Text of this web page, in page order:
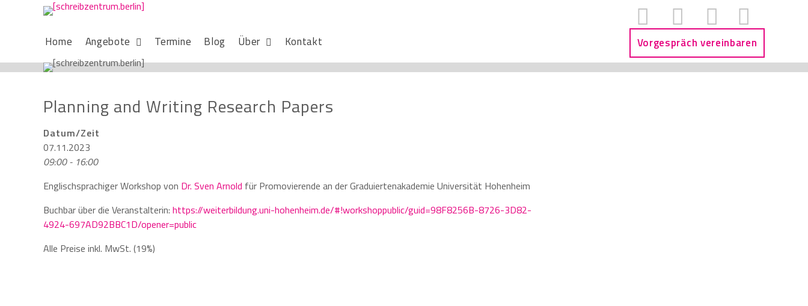
Home Angebote Termine Blog Über Kontakt Vorgespräch vereinbaren
Planning and Writing Research Papers
Datum/Zeit
07.11.2023
09:00 - 16:00
Englischsprachiger Workshop von Dr. Sven Arnold für Promovierende an der Graduiertenakademie Universität Hohenheim
Buchbar über die Veranstalterin: https://weiterbildung.uni-hohenheim.de/#!workshoppublic/guid=98F8256B-8726-3D82-
4924-697AD92BBC1D/opener=public
Alle Preise inkl. MwSt. (19%)